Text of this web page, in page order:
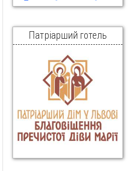
Патріарший готель